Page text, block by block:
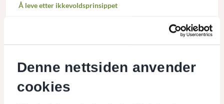
Denne nettsiden anvender
cookies
Å leve etter ikkevoldsprinsippet
På et småbruk i Trautskogen i Innlandet forsøker Silje og
Aslak Indreeide å leve etter noen av prinsippene de mener er
viktige.
Les mer